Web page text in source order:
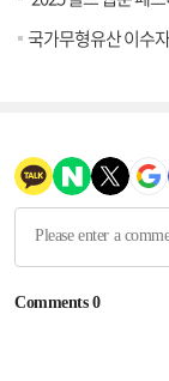
국가무형유산 이수